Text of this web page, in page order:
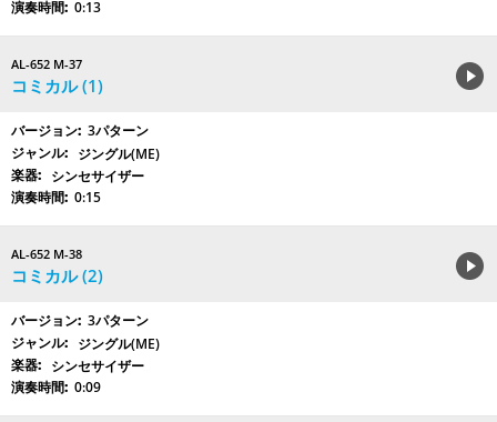
0:13
AL-652 M-37
コミカル (1)
3パターン
ジングル(ME)
シンセサイザー
0:15
AL-652 M-38
コミカル (2)
3パターン
ジングル(ME)
シンセサイザー
0:09